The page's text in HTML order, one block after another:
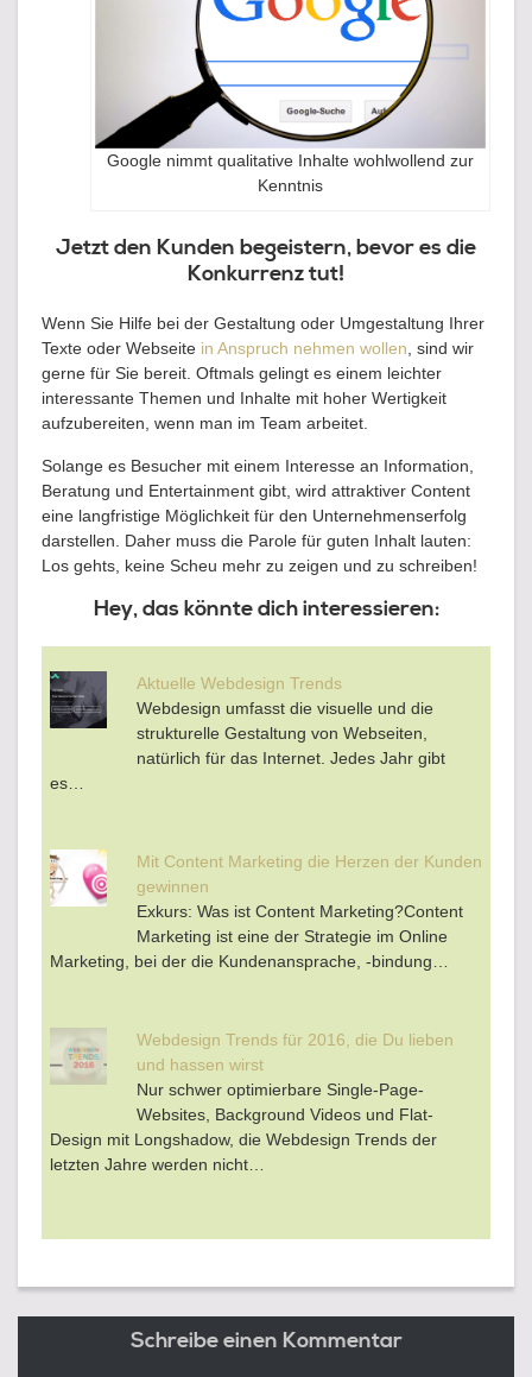
Google nimmt qualitative Inhalte wohlwollend zur
Kenntnis
Jetzt den Kunden begeistern, bevor es die
Konkurrenz tut!
Wenn Sie Hilfe bei der Gestaltung oder Umgestaltung Ihrer
Texte oder Webseite in Anspruch nehmen wollen , sind wir
gerne für Sie bereit. Oftmals gelingt es einem leichter
interessante Themen und Inhalte mit hoher Wertigkeit
aufzubereiten, wenn man im Team arbeitet.
Solange es Besucher mit einem Interesse an Information,
Beratung und Entertainment gibt, wird attraktiver Content
eine langfristige Möglichkeit für den Unternehmenserfolg
darstellen. Daher muss die Parole für guten Inhalt lauten:
Los gehts, keine Scheu mehr zu zeigen und zu schreiben!
Hey, das könnte dich interessieren:
Aktuelle Webdesign Trends
Webdesign umfasst die visuelle und die
strukturelle Gestaltung von Webseiten,
natürlich für das Internet. Jedes Jahr gibt
es…
Mit Content Marketing die Herzen der Kunden
gewinnen
Exkurs: Was ist Content Marketing?Content
Marketing ist eine der Strategie im Online
Marketing, bei der die Kundenansprache, -bindung…
Webdesign Trends für 2016, die Du lieben
und hassen wirst
Nur schwer optimierbare Single-Page-
Websites, Background Videos und Flat-
Design mit Longshadow, die Webdesign Trends der
letzten Jahre werden nicht…
Schreibe einen Kommentar